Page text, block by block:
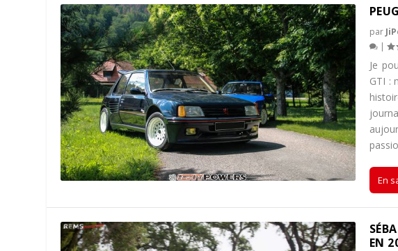
par
|
Je
GTI :
En
EN